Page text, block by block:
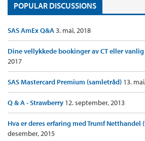
POPULAR DISCUSSIONS
SAS AmEx Q&A3. mai, 2018
Dine vellykkede bookinger av CT eller
2017
SAS Mastercard Premium (samletråd) 13.
Q & A - Strawberry 12. september, 2013
Hva er deres erfaring med Trumf Netthandel
desember, 2015